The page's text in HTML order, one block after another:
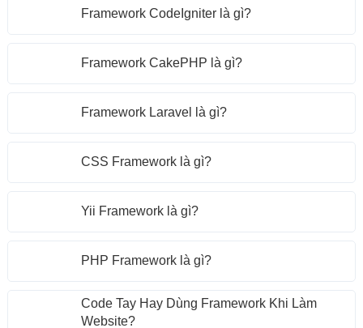
Framework CodeIgniter là gì?
Framework CakePHP là gì?
Framework Laravel là gì?
CSS Framework là gì?
Yii Framework là gì?
PHP Framework là gì?
Code Tay Hay Dùng Framework Khi Làm
Website?